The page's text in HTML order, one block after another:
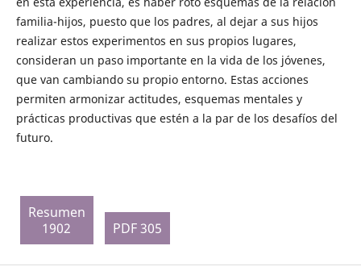
familia-hijos, puesto que los padres, al dejar a sus hijos
realizar estos experimentos en sus propios lugares,
consideran un paso importante en la vida de los jóvenes,
que van cambiando su propio entorno. Estas acciones
permiten armonizar actitudes, esquemas mentales y
prácticas productivas que estén a la par de los desafíos del
futuro.
Resumen
1902
PDF 305